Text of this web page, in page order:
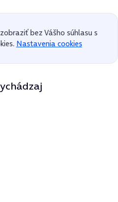
bez Vášho súhlasu s
Nastavenia cookies